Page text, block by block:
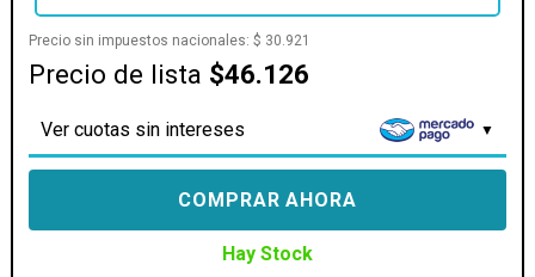
Precio sin impuestos nacionales:$ 30.921
Precio de lista $46.126
Ver cuotas sin intereses
COMPRAR AHORA
Hay Stock